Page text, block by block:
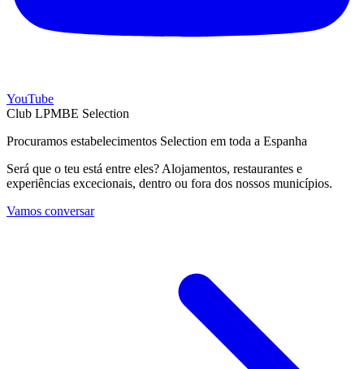
YouTube
Club LPMBE Selection
Procuramos estabelecimentos Selection em toda a Espanha
Será que o teu está entre eles? Alojamentos, restaurantes e
experiências excecionais, dentro ou fora dos nossos municípios.
Vamos conversar